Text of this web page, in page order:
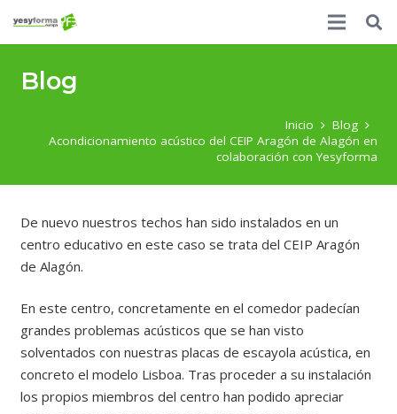
Blog
Inicio
Blog
Acondicionamiento acústico del CEIP Aragón de Alagón en
colaboración con Yesyforma
De nuevo nuestros techos han sido instalados en un
centro educativo en este caso se trata del CEIP Aragón
de Alagón.
En este centro, concretamente en el comedor padecían
grandes problemas acústicos que se han visto
solventados con nuestras placas de escayola acústica, en
concreto el modelo Lisboa. Tras proceder a su instalación
los propios miembros del centro han podido apreciar